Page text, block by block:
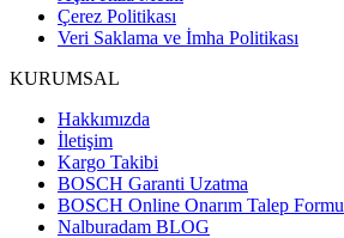
Çerez Politikası
Veri Saklama ve İmha Politikası
KURUMSAL
Hakkımızda
İletişim
Kargo Takibi
BOSCH Garanti Uzatma
BOSCH Online Onarım Talep Formu
Nalburadam BLOG